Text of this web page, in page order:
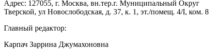
Адрес: 127055, г. Москва, вн.тер.г. Муниципальный Округ
Тверской, ул Новослободская, д. 37, к. 1, эт./помещ. 4/I, ком. 8
Главный редактор:
Карпач Заррина Джумахоновна